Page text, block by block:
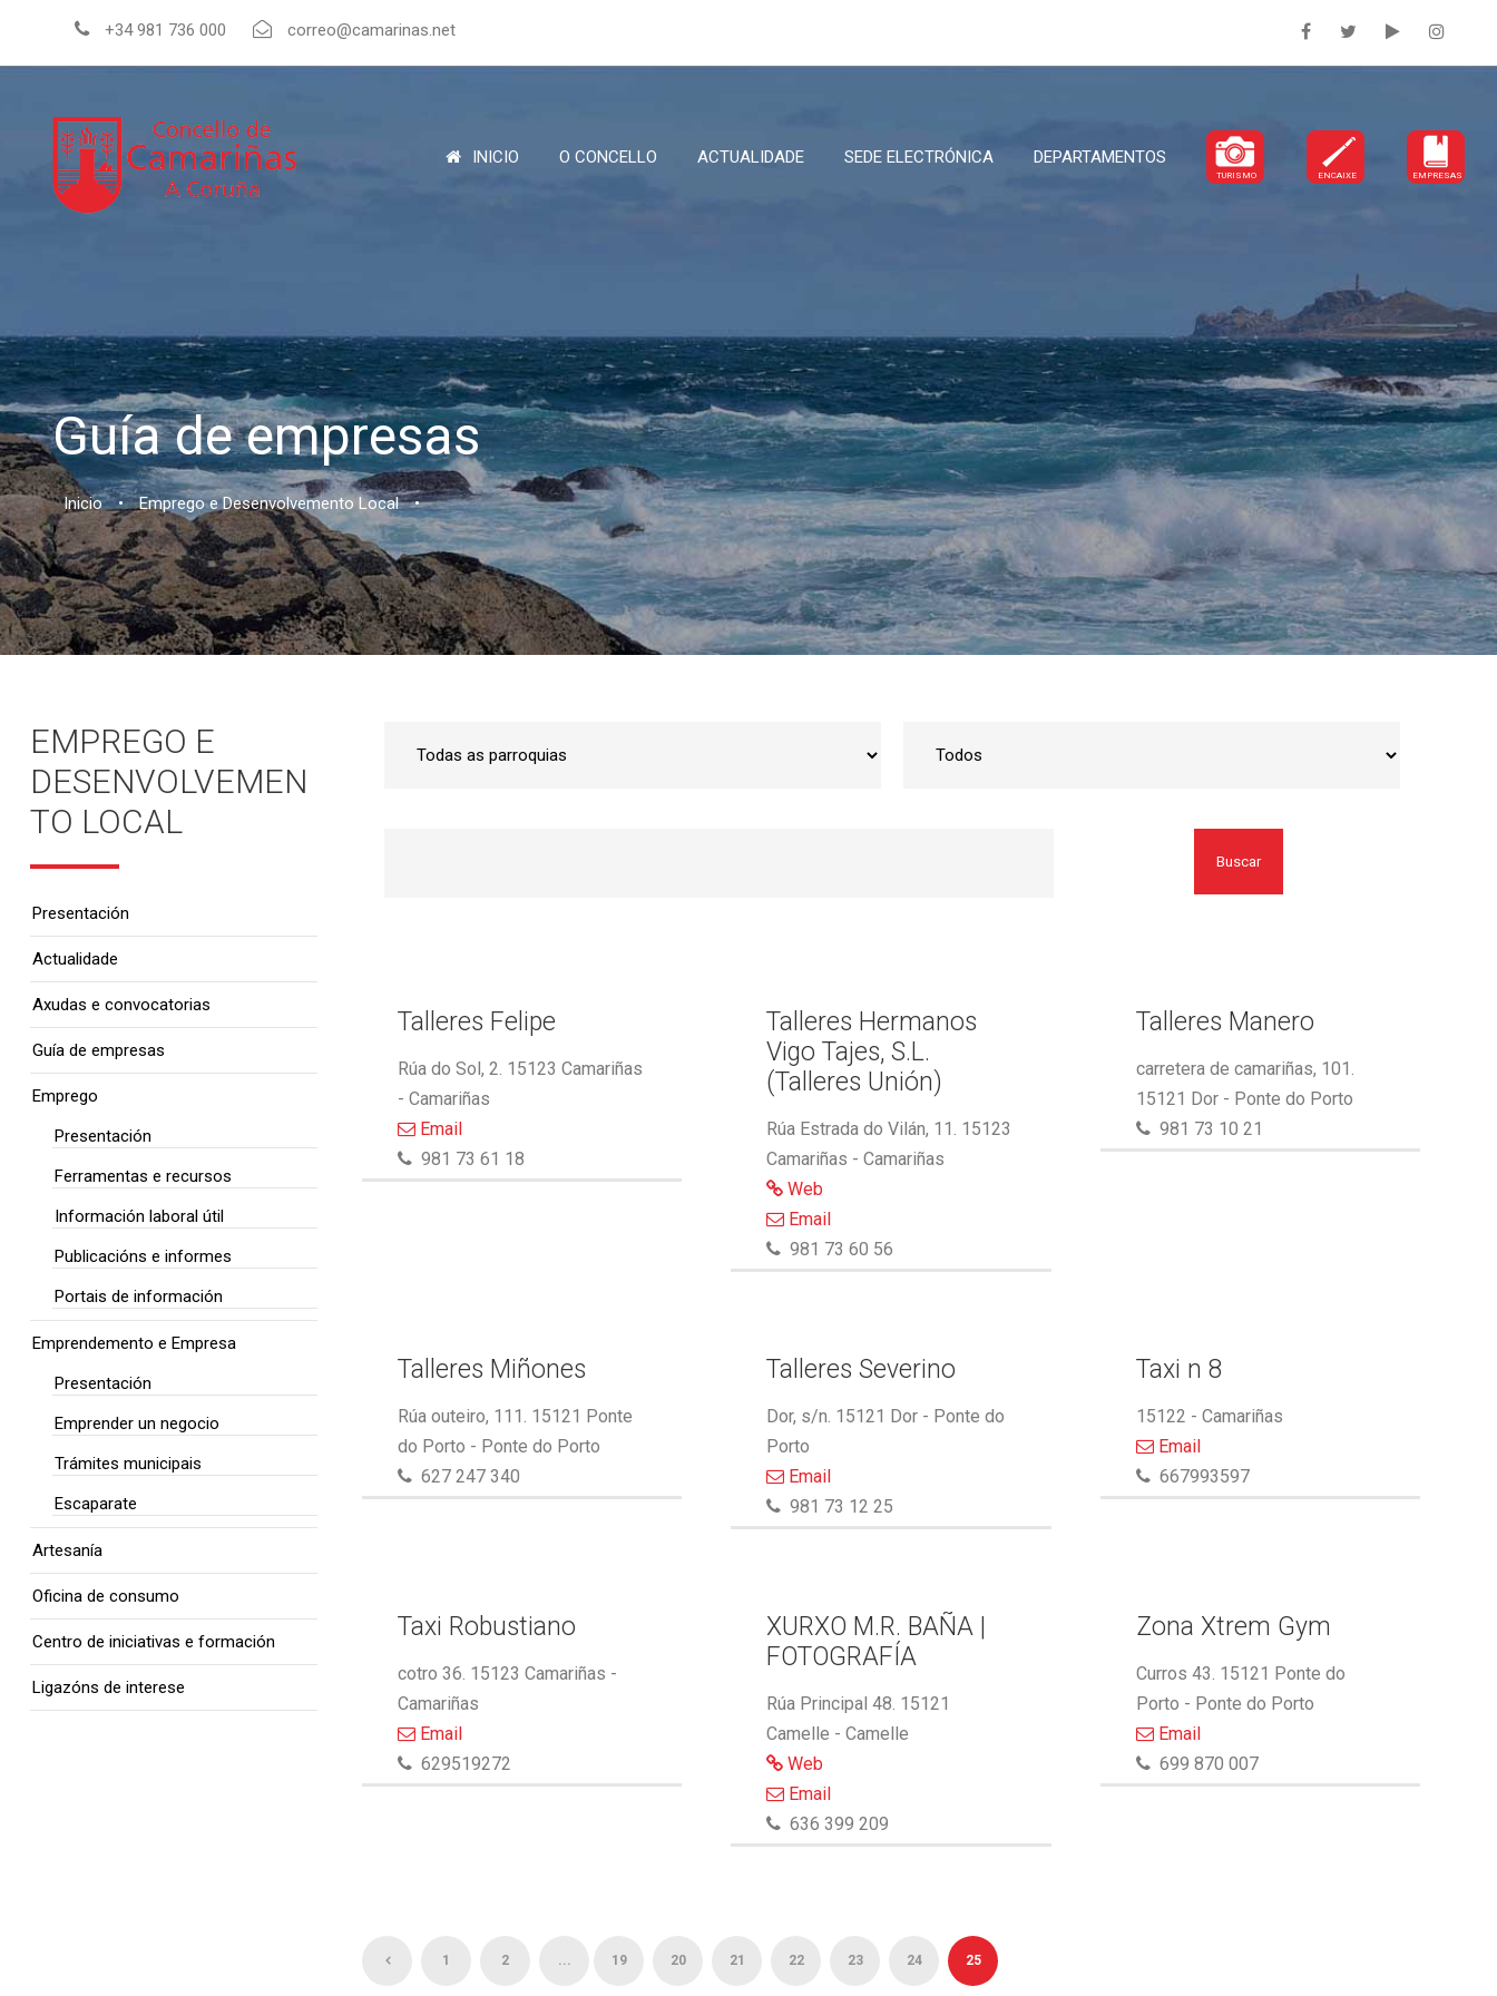
+34 981 736 000 correo@camarinas.net
INICIO O CONCELLO ACTUALIDADE SEDE ELECTRÓNICA DEPARTAMENTOS
TURISMO ENCAIXE EMPRESAS
Guía de empresas
Inicio • Emprego e Desenvolvemento Local •
Buscar
Talleres Felipe
Rúa do Sol, 2. 15123 Camariñas
- Camariñas
Email
981 73 61 18
Talleres Hermanos
Vigo Tajes, S.L.
(Talleres Unión)
Rúa Estrada do Vilán, 11. 15123
Camariñas - Camariñas
Web
Email
981 73 60 56
Talleres Manero
carretera de camariñas, 101.
15121 Dor - Ponte do Porto
981 73 10 21
Talleres Miñones
Rúa outeiro, 111. 15121 Ponte
do Porto - Ponte do Porto
627 247 340
Talleres Severino
Dor, s/n. 15121 Dor - Ponte do
Porto
Email
981 73 12 25
Taxi n 8
15122 - Camariñas
Email
667993597
Taxi Robustiano
cotro 36. 15123 Camariñas -
Camariñas
Email
629519272
XURXO M.R. BAÑA |
FOTOGRAFÍA
Rúa Principal 48. 15121
Camelle - Camelle
Web
Email
636 399 209
Zona Xtrem Gym
Curros 43. 15121 Ponte do
Porto - Ponte do Porto
Email
699 870 007
1 2 ... 19 20 21 22 23 24 25
EMPREGO E
DESENVOLVEMEN
TO LOCAL
Presentación
Actualidade
Axudas e convocatorias
Guía de empresas
Emprego
Presentación
Ferramentas e recursos
Información laboral útil
Publicacións e informes
Portais de información
Emprendemento e Empresa
Presentación
Emprender un negocio
Trámites municipais
Escaparate
Artesanía
Oficina de consumo
Centro de iniciativas e formación
Ligazóns de interese